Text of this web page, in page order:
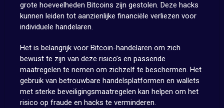
grote hoeveelheden Bitcoins zijn gestolen. Deze hacks
kunnen leiden tot aanzienlijke financiële verliezen voor
individuele handelaren.
Het is belangrijk voor Bitcoin-handelaren om zich
bewust te zijn van deze risico’s en passende
maatregelen te nemen om zichzelf te beschermen. Het
gebruik van betrouwbare handelsplatformen en wallets
met sterke beveiligingsmaatregelen kan helpen om het
risico op fraude en hacks te verminderen.